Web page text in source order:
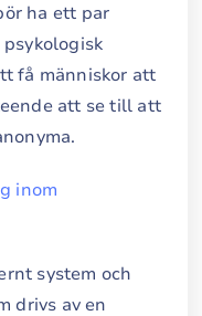
ha ett par
få människor att
att se till att
inom
system och
drivs av en